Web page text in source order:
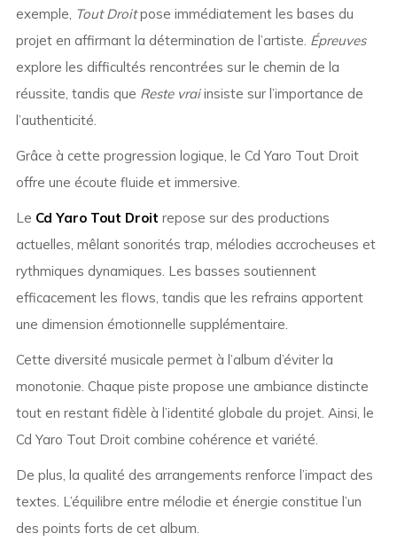
exemple, Tout Droitpose immédiatement les bases du
projet en affirmant la détermination de l’artiste. Épreuves
explore les difficultés rencontrées sur le chemin de la
réussite, tandis que Reste vraiinsiste sur l’importance de
l’authenticité.
Grâce à cette progression logique, le Cd Yaro Tout Droit
offre une écoute fluide et immersive.
Le Cd Yaro Tout Droit repose sur des productions
actuelles, mêlant sonorités trap, mélodies accrocheuses et
rythmiques dynamiques. Les basses soutiennent
efficacement les flows, tandis que les refrains apportent
une dimension émotionnelle supplémentaire.
Cette diversité musicale permet à l’album d’éviter la
monotonie. Chaque piste propose une ambiance distincte
tout en restant fidèle à l’identité globale du projet. Ainsi, le
Cd Yaro Tout Droit combine cohérence et variété.
De plus, la qualité des arrangements renforce l’impact des
textes. L’équilibre entre mélodie et énergie constitue l’un
des points forts de cet album.